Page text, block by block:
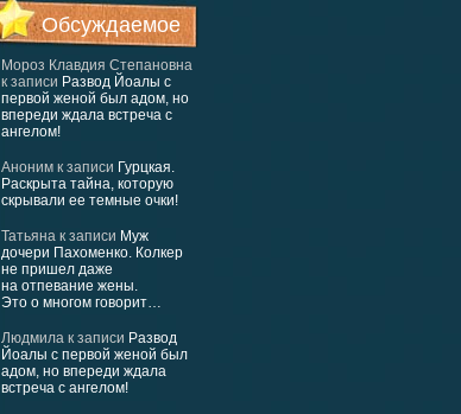
Обсуждаемое
Мороз Клавдия Степановна
к записи Развод Йоалы с
первой женой был адом, но
впереди ждала встреча с
ангелом!
Аноним к записи Гурцкая.
Раскрыта тайна, которую
скрывали ее темные очки!
Татьяна к записи Муж
дочери Пахоменко. Колкер
не пришел даже
на отпевание жены.
Это о многом говорит…
Людмила к записи Развод
Йоалы с первой женой был
адом, но впереди ждала
встреча с ангелом!